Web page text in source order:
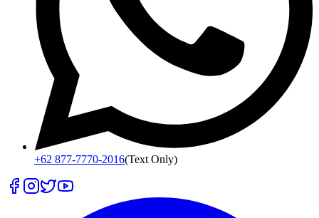
+62 877-7770-2016(Text Only)